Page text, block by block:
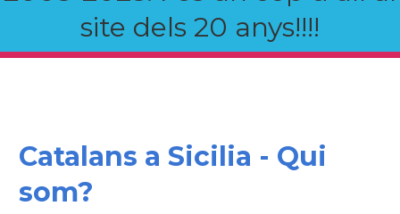
site dels 20 anys!!!!
Catalans a Sicilia - Qui
som?